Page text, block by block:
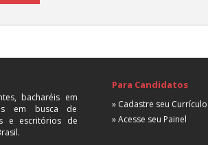
bacharéis em
em busca de
e escritórios de
Para Candidatos
» Cadastre seu Currículo
» Acesse seu Painel